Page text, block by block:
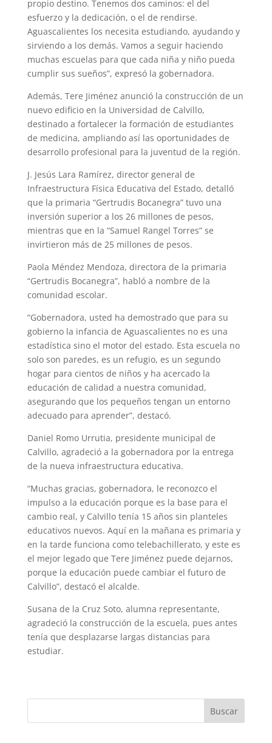
propio destino. Tenemos dos caminos: el del
esfuerzo y la dedicación, o el de rendirse.
Aguascalientes los necesita estudiando, ayudando y
sirviendo a los demás. Vamos a seguir haciendo
muchas escuelas para que cada niña y niño pueda
cumplir sus sueños”, expresó la gobernadora.
Además, Tere Jiménez anunció la construcción de un
nuevo edificio en la Universidad de Calvillo,
destinado a fortalecer la formación de estudiantes
de medicina, ampliando así las oportunidades de
desarrollo profesional para la juventud de la región.
J. Jesús Lara Ramírez, director general de
Infraestructura Física Educativa del Estado, detalló
que la primaria “Gertrudis Bocanegra” tuvo una
inversión superior a los 26 millones de pesos,
mientras que en la “Samuel Rangel Torres” se
invirtieron más de 25 millones de pesos.
Paola Méndez Mendoza, directora de la primaria
“Gertrudis Bocanegra”, habló a nombre de la
comunidad escolar.
“Gobernadora, usted ha demostrado que para su
gobierno la infancia de Aguascalientes no es una
estadística sino el motor del estado. Esta escuela no
solo son paredes, es un refugio, es un segundo
hogar para cientos de niños y ha acercado la
educación de calidad a nuestra comunidad,
asegurando que los pequeños tengan un entorno
adecuado para aprender”, destacó.
Daniel Romo Urrutia, presidente municipal de
Calvillo, agradeció a la gobernadora por la entrega
de la nueva infraestructura educativa.
“Muchas gracias, gobernadora, le reconozco el
impulso a la educación porque es la base para el
cambio real, y Calvillo tenía 15 años sin planteles
educativos nuevos. Aquí en la mañana es primaria y
en la tarde funciona como telebachillerato, y este es
el mejor legado que Tere Jiménez puede dejarnos,
porque la educación puede cambiar el futuro de
Calvillo”, destacó el alcalde.
Susana de la Cruz Soto, alumna representante,
agradeció la construcción de la escuela, pues antes
tenía que desplazarse largas distancias para
estudiar.
Buscar